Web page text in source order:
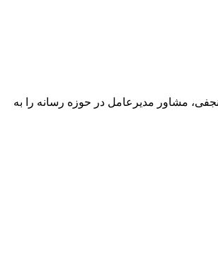
مشاور مدیرعامل در حوزه رسانه را به